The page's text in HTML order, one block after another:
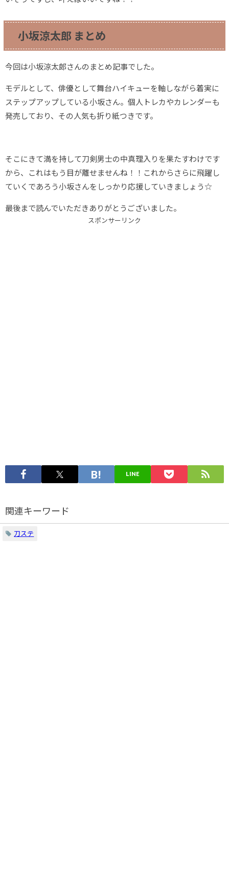
小坂涼太郎 まとめ
今回は小坂涼太郎さんのまとめ記事でした。
モデルとして、俳優として舞台ハイキューを軸しながら着実に
ステップアップしている小坂さん。個人トレカやカレンダーも
発売しており、その人気も折り紙つきです。
そこにきて満を持して刀剣男士の中真理入りを果たすわけです
から、これはもう目が離せませんね！！これからさらに飛躍し
ていくであろう小坂さんをしっかり応援していきましょう☆
最後まで読んでいただきありがとうございました。
スポンサーリンク
LINE
関連キーワード
刀ステ